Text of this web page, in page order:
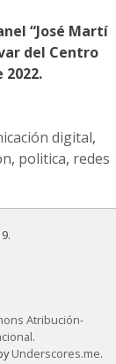
“José Martí
del Centro
digital,
, politica, redes
Atribución-
.
Underscores.me.